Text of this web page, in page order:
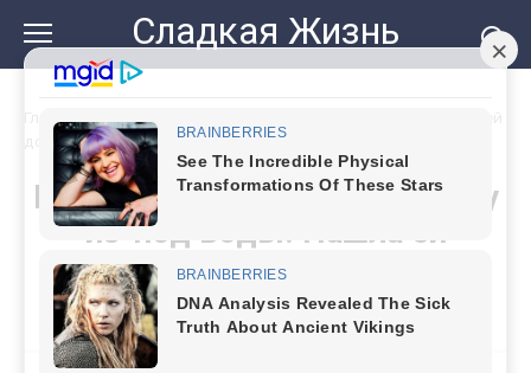
контенту
Сладкая Жизнь
достойное применение
Не зря оставила 19 л бутылку
из-под воды. Нашла ей
достойное применение